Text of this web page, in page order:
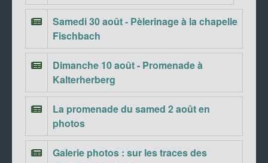
Samedi 30 août - Pèlerinage à la chapelle
Fischbach
Dimanche 10 août - Promenade à
Kalterherberg
La promenade du samed 2 août en
photos
Galerie photos : sur les traces des